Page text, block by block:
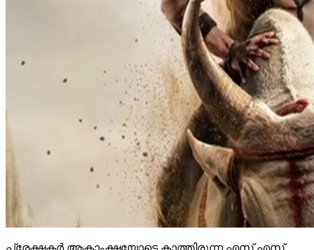
പ്രേക്ഷകര്‍ ആകാംക്ഷയോടെ കാത്തിരുന്ന എസ്.എസ്.